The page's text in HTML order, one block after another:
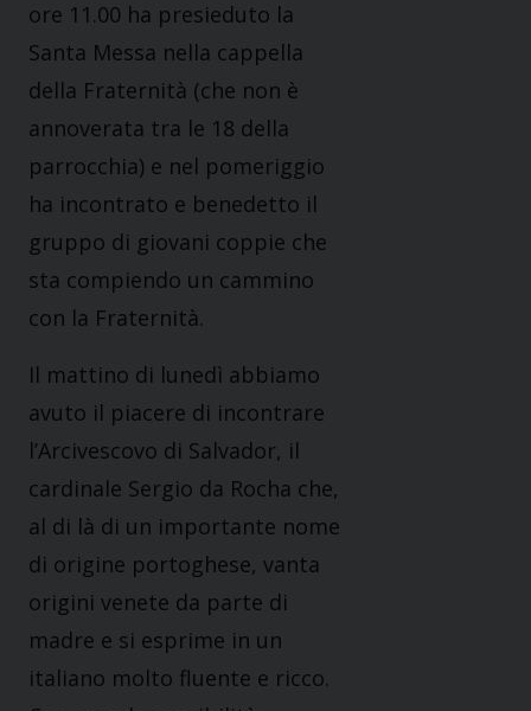
ore 11.00 ha presieduto la
Santa Messa nella cappella
della Fraternità (che non è
annoverata tra le 18 della
parrocchia) e nel pomeriggio
ha incontrato e benedetto il
gruppo di giovani coppie che
sta compiendo un cammino
con la Fraternità.
Il mattino di lunedì abbiamo
avuto il piacere di incontrare
l’Arcivescovo di Salvador, il
cardinale Sergio da Rocha che,
al di là di un importante nome
di origine portoghese, vanta
origini venete da parte di
madre e si esprime in un
italiano molto fluente e ricco.